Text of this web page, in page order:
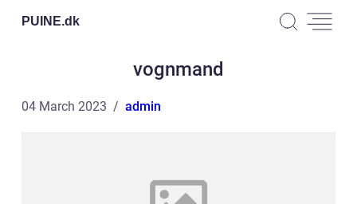
PUINE.dk
vognmand
04 March 2023 admin